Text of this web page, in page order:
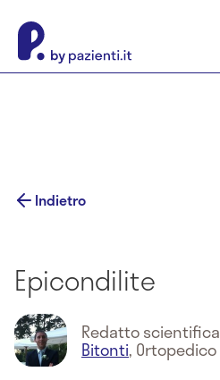
Indietro
Epicondilite
Redatto
Bitonti, Ortopedico